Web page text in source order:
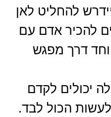
להחליט לאן
להכיר אדם עם
דרך מפגש
יכולים לקדם
הכול לבד.